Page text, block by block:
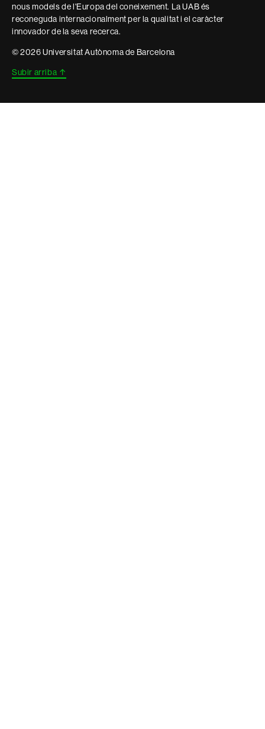
nous models de l'Europa del coneixement. La UAB és
reconeguda internacionalment per la qualitat i el caràcter
innovador de la seva recerca.
© 2026 Universitat Autònoma de Barcelona
Subir arriba ↑